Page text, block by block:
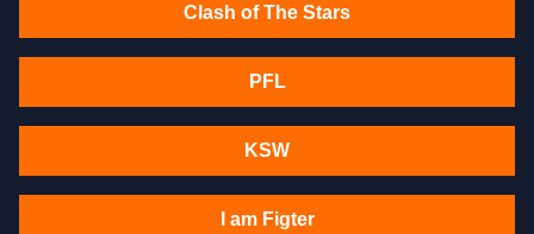
Clash of The Stars
PFL
KSW
I am Figter